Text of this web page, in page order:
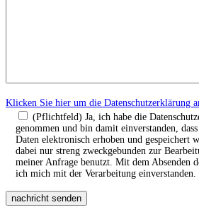
Klicken Sie hier um die Datenschutzerklärung
(Pflichtfeld) Ja, ich habe die
genommen und bin damit einverstanden,
Daten elektronisch erhoben und gespeichert
dabei nur streng zweckgebunden zur
meiner Anfrage benutzt. Mit dem Absenden
ich mich mit der Verarbeitung einverstanden.